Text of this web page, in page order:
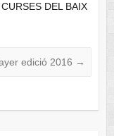
DEL BAIX
edició 2016 →